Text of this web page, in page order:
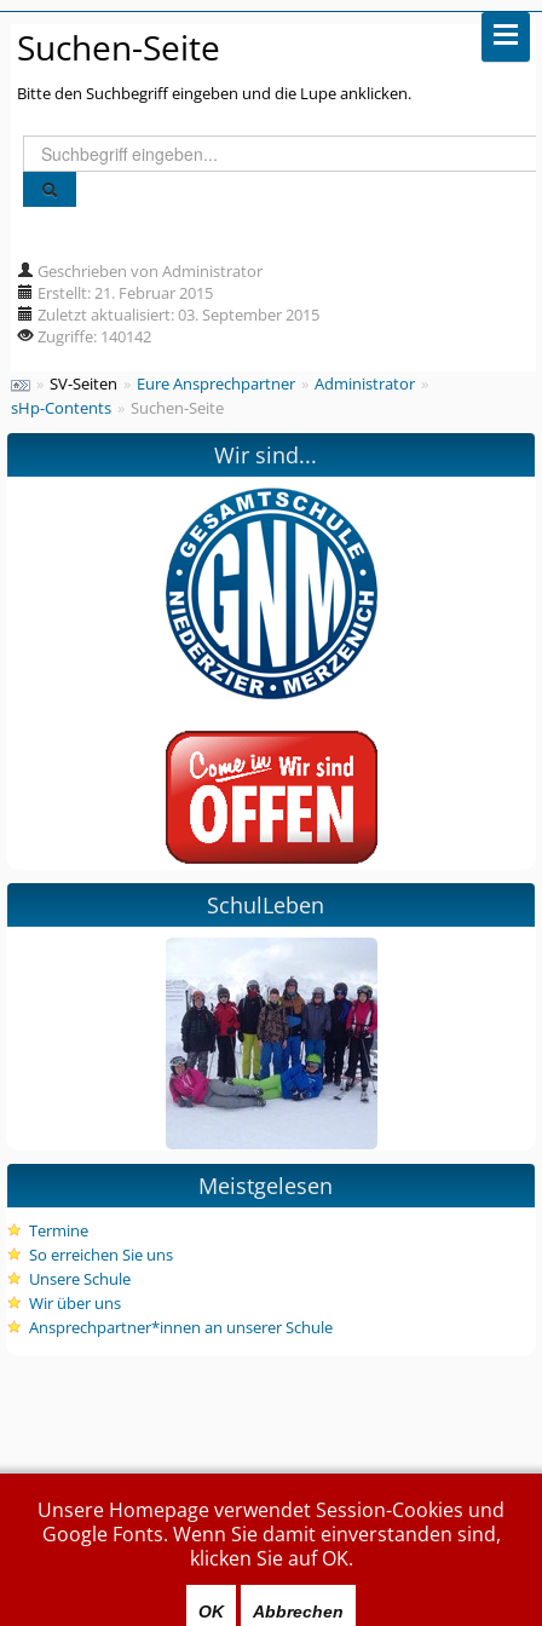
Suchen-Seite
Bitte den Suchbegriff eingeben und die Lupe anklicken.
Suchen
...
Geschrieben von Administrator
Erstellt: 21. Februar 2015
Zuletzt aktualisiert: 03. September 2015
Zugriffe: 140142
» SV-Seiten » Eure Ansprechpartner » Administrator »
sHp-Contents » Suchen-Seite
Wir sind...
SchulLeben
Meistgelesen
Termine
So erreichen Sie uns
Unsere Schule
Wir über uns
Ansprechpartner*innen an unserer Schule
Unsere Homepage verwendet Session-Cookies und
Google Fonts. Wenn Sie damit einverstanden sind,
klicken Sie auf OK.
OK Abbrechen